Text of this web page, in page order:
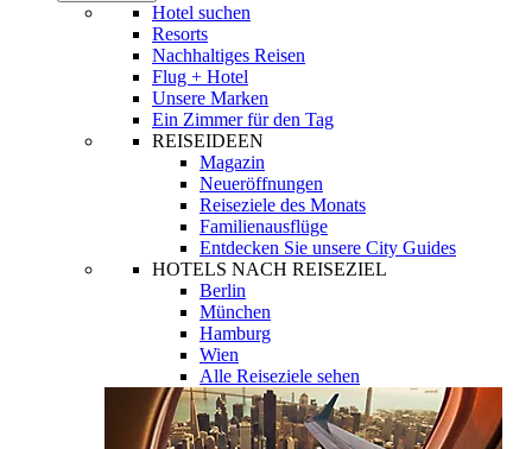
Hotel suchen
Resorts
Nachhaltiges Reisen
Flug + Hotel
Unsere Marken
Ein Zimmer für den Tag
REISEIDEEN
Magazin
Neueröffnungen
Reiseziele des Monats
Familienausflüge
Entdecken Sie unsere City Guides
HOTELS NACH REISEZIEL
Berlin
München
Hamburg
Wien
Alle Reiseziele sehen